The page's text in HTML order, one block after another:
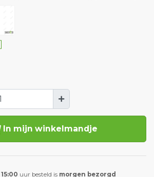
In mijn winkelmandje
15:00 uur besteld is morgen bezorgd